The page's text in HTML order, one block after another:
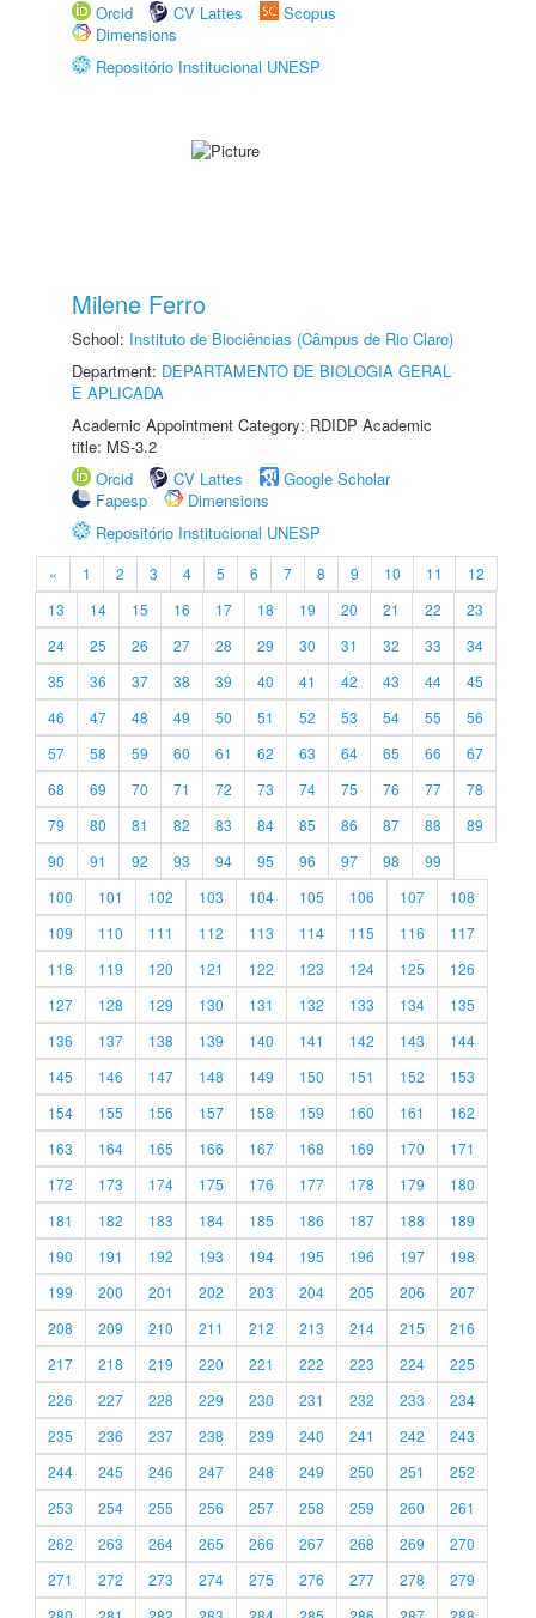
Orcid
CV Lattes
Scopus
Dimensions
Repositório Institucional UNESP
Milene Ferro
School: Instituto de Biociências (Câmpus de Rio Claro)
Department: DEPARTAMENTO DE BIOLOGIA GERAL
E APLICADA
Academic Appointment Category: RDIDP Academic
title: MS-3.2
Orcid
CV Lattes
Google Scholar
Fapesp
Dimensions
Repositório Institucional UNESP
« 1 2 3 4 5 6 7 8 9 10 11
12
13
14 15 16 17 18 19 20 21 22
23
24
25 26 27 28 29 30 31 32 33
34
35
36 37 38 39 40 41 42 43 44
45
46
47 48 49 50 51 52 53 54 55
56
57
58 59 60 61 62 63 64 65 66
67
68
69 70 71 72 73 74 75 76 77
78
79
80 81 82 83 84 85 86 87 88
89
90
91 92 93 94 95 96 97 98
99
100
101 102 103 104 105 106 107
108
109
110 111 112 113 114 115 116
117
118
119 120 121 122 123 124 125
126
127
128 129 130 131 132 133 134
135
136
137 138 139 140 141 142 143
144
145
146 147 148 149 150 151 152
153
154
155 156 157 158 159 160 161
162
163
164 165 166 167 168 169 170
171
172
173 174 175 176 177 178 179
180
181
182 183 184 185 186 187 188
189
190
191 192 193 194 195 196 197
198
199
200 201 202 203 204 205 206
207
208
209 210 211 212 213 214 215
216
217
218 219 220 221 222 223 224
225
226
227 228 229 230 231 232 233
234
235
236 237 238 239 240 241 242
243
244
245 246 247 248 249 250 251
252
253
254 255 256 257 258 259 260
261
262
263 264 265 266 267 268 269
270
271
272 273 274 275 276 277 278
279